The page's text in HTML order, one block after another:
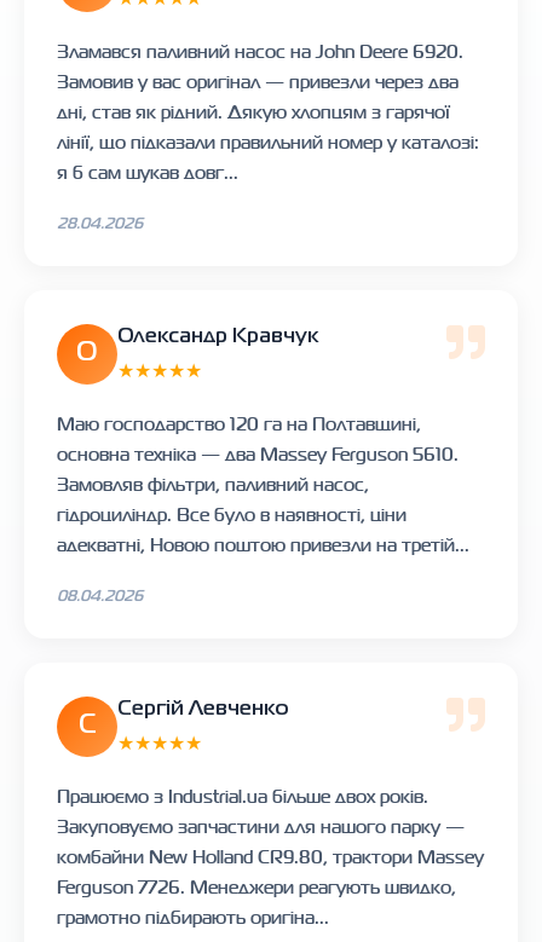
Зламався паливний насос на John Deere 6920.
Замовив у вас оригінал — привезли через два
дні, став як рідний. Дякую хлопцям з гарячої
лінії, що підказали правильний номер у каталозі:
я б сам шукав довг...
28.04.2026
О
Олександр Кравчук
★★★★★
Маю господарство 120 га на Полтавщині,
основна техніка — два Massey Ferguson 5610.
Замовляв фільтри, паливний насос,
гідроциліндр. Все було в наявності, ціни
адекватні, Новою поштою привезли на третій...
08.04.2026
С
Сергій Левченко
★★★★★
Працюємо з Industrial.ua більше двох років.
Закуповуємо запчастини для нашого парку —
комбайни New Holland CR9.80, трактори Massey
Ferguson 7726. Менеджери реагують швидко,
грамотно підбирають оригіна...